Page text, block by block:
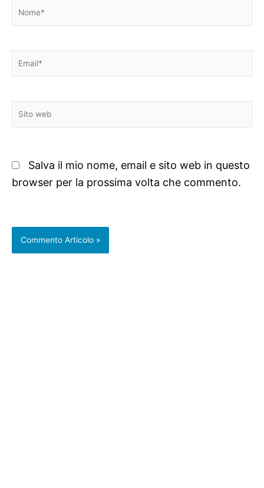
Nome*
Email*
Sito
web
Salva il mio nome, email e sito web in questo
browser per la prossima volta che commento.